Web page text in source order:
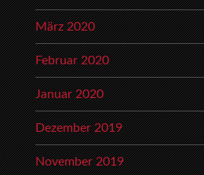
März 2020
Februar 2020
Januar 2020
Dezember 2019
November 2019